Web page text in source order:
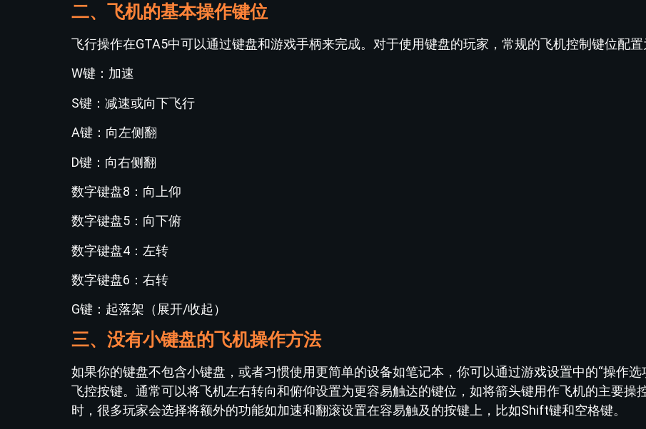
二、飞机的基本操作键位
飞行操作在GTA5中可以通过键盘和游戏手柄来完成。对于使用键盘的玩家，常规的飞机控制键位配置
W键：加速
S键：减速或向下飞行
A键：向左侧翻
D键：向右侧翻
数字键盘8：向上仰
数字键盘5：向下俯
数字键盘4：左转
数字键盘6：右转
G键：起落架（展开/收起）
三、没有小键盘的飞机操作方法
如果你的键盘不包含小键盘，或者习惯使用更简单的设备如笔记本，你可以通过游戏设置中的“操作选
飞控按键。通常可以将飞机左右转向和俯仰设置为更容易触达的键位，如将箭头键用作飞机的主要操
时，很多玩家会选择将额外的功能如加速和翻滚设置在容易触及的按键上，比如Shift键和空格键。